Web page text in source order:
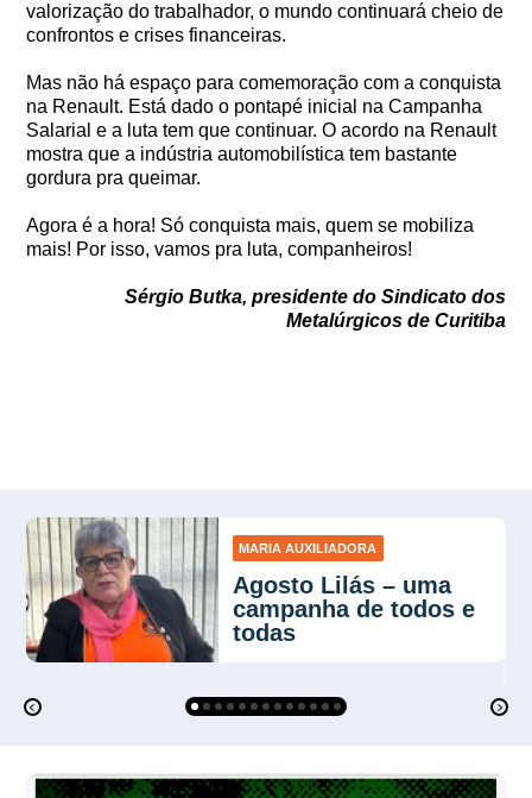
valorização do trabalhador, o mundo continuará cheio de
confrontos e crises financeiras.
Mas não há espaço para comemoração com a conquista
na Renault. Está dado o pontapé inicial na Campanha
Salarial e a luta tem que continuar. O acordo na Renault
mostra que a indústria automobilística tem bastante
gordura pra queimar.
Agora é a hora! Só conquista mais, quem se mobiliza
mais! Por isso, vamos pra luta, companheiros!
Sérgio Butka, presidente do Sindicato dos
Metalúrgicos de Curitiba
MARIA AUXILIADORA
Agosto Lilás – uma
campanha de todos e
todas